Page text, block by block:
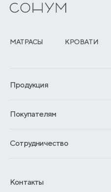
МАТРАСЫ КРОВАТИ
Продукция
Гарантии
Отзывы покупателей
Покупателям
Обмен и возврат
Как оформить заказ
Сотрудничество
Отельерам
Контакты